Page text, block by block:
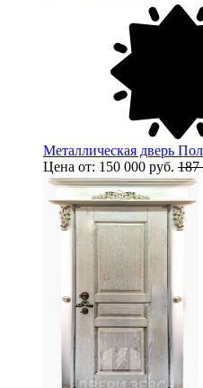
Металлическая дверь
Цена от: 150 000 руб. 187